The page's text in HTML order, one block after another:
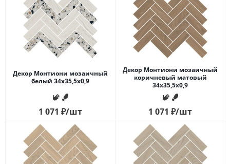
Декор Монтиони мозаичный
белый 34x35,5x0,9
1 071 ₽/шт
Декор Монтиони мозаичный
коричневый матовый
34x35,5x0,9
1 071 ₽/шт